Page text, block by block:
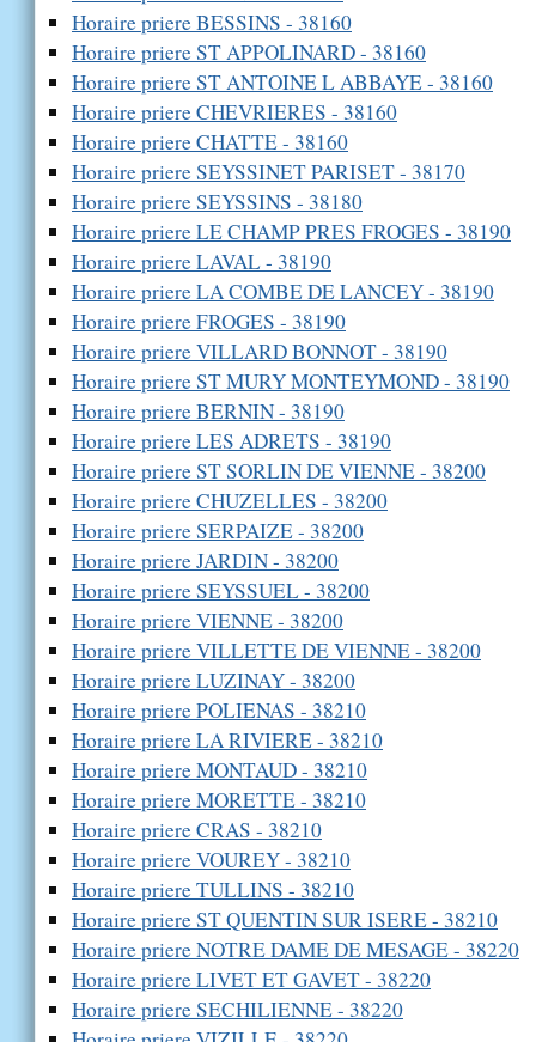
Horaire priere BESSINS - 38160
Horaire priere ST APPOLINARD - 38160
Horaire priere ST ANTOINE L ABBAYE - 38160
Horaire priere CHEVRIERES - 38160
Horaire priere CHATTE - 38160
Horaire priere SEYSSINET PARISET - 38170
Horaire priere SEYSSINS - 38180
Horaire priere LE CHAMP PRES FROGES - 38190
Horaire priere LAVAL - 38190
Horaire priere LA COMBE DE LANCEY - 38190
Horaire priere FROGES - 38190
Horaire priere VILLARD BONNOT - 38190
Horaire priere ST MURY MONTEYMOND - 38190
Horaire priere BERNIN - 38190
Horaire priere LES ADRETS - 38190
Horaire priere ST SORLIN DE VIENNE - 38200
Horaire priere CHUZELLES - 38200
Horaire priere SERPAIZE - 38200
Horaire priere JARDIN - 38200
Horaire priere SEYSSUEL - 38200
Horaire priere VIENNE - 38200
Horaire priere VILLETTE DE VIENNE - 38200
Horaire priere LUZINAY - 38200
Horaire priere POLIENAS - 38210
Horaire priere LA RIVIERE - 38210
Horaire priere MONTAUD - 38210
Horaire priere MORETTE - 38210
Horaire priere CRAS - 38210
Horaire priere VOUREY - 38210
Horaire priere TULLINS - 38210
Horaire priere ST QUENTIN SUR ISERE - 38210
Horaire priere NOTRE DAME DE MESAGE - 38220
Horaire priere LIVET ET GAVET - 38220
Horaire priere SECHILIENNE - 38220